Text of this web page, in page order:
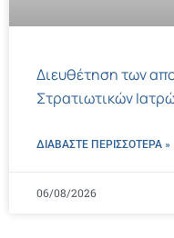
Διευθέτηση των
Στρατιωτικών
ΔΙΑΒΑΣΤΕ ΠΕΡΙΣΣΌΤΕΡΑ »
06/08/2026